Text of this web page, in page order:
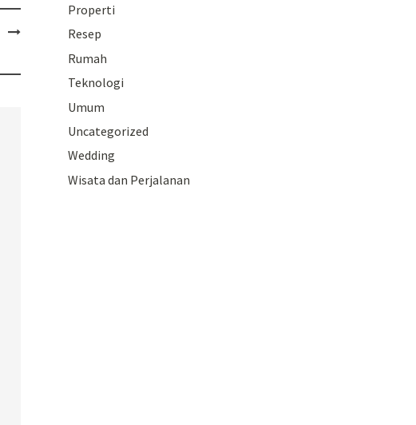
Properti
Resep
Rumah
Teknologi
Umum
Uncategorized
Wedding
Wisata dan Perjalanan